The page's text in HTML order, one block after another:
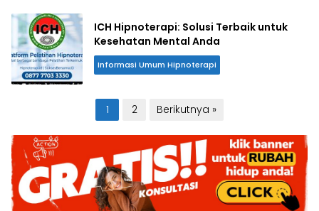
ICH Hipnoterapi: Solusi Terbaik untuk
Kesehatan Mental Anda
Informasi Umum Hipnoterapi
pos
1 2 Berikutnya »